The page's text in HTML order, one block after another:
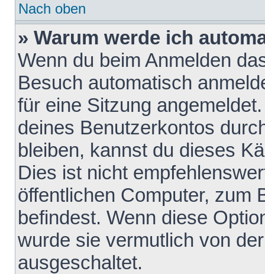
Nach oben
» Warum werde ich
Wenn du beim Anmelden
Besuch automatisch
für eine Sitzung
deines Benutzerkontos
bleiben, kannst du dieses
Dies ist nicht
öffentlichen Computer, zum
befindest. Wenn diese
wurde sie vermutlich von
ausgeschaltet.